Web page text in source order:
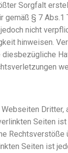
Sorgfalt
§ 7
nicht
hinweisen.
diesbezügliche
Seiten
Seiten ist